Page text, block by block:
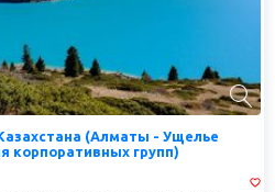
(Алматы - Ущелье
корпоративных групп)